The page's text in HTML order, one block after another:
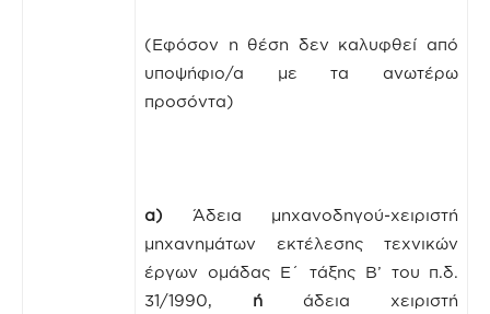
(Εφόσον η θέση δεν καλυφθεί από
υποψήφιο/α με τα ανωτέρω
προσόντα)
α) Άδεια μηχανοδηγού-χειριστή
μηχανημάτων εκτέλεσης τεχνικών
έργων ομάδας Ε΄ τάξης Β’ του π.δ.
31/1990, ή άδεια χειριστή